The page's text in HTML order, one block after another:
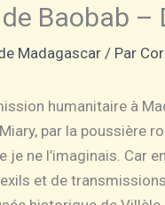
Baobab –
Madagascar / Par
humanitaire à
par la poussière
je ne l’imaginais. Car
et de